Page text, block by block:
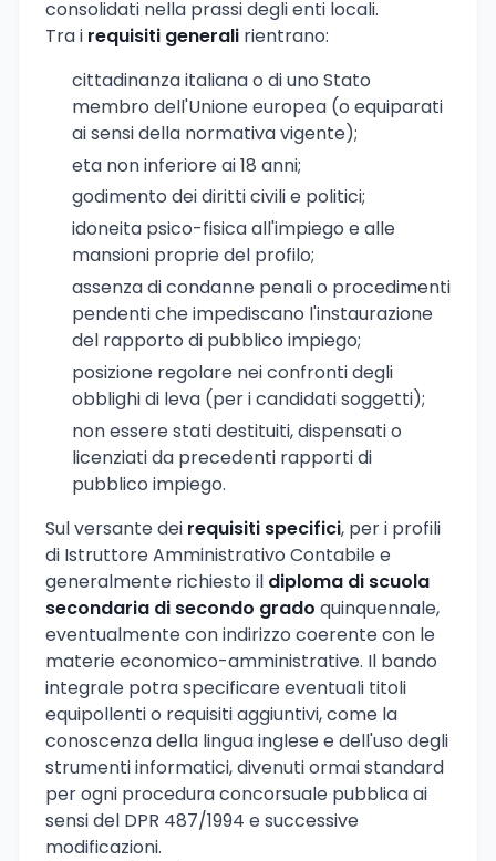
consolidati nella prassi degli enti locali.
Tra i requisiti generali rientrano:
cittadinanza italiana o di uno Stato
membro dell'Unione europea (o equiparati
ai sensi della normativa vigente);
eta non inferiore ai 18 anni;
godimento dei diritti civili e politici;
idoneita psico-fisica all'impiego e alle
mansioni proprie del profilo;
assenza di condanne penali o procedimenti
pendenti che impediscano l'instaurazione
del rapporto di pubblico impiego;
posizione regolare nei confronti degli
obblighi di leva (per i candidati soggetti);
non essere stati destituiti, dispensati o
licenziati da precedenti rapporti di
pubblico impiego.
Sul versante dei requisiti specifici, per i profili
di Istruttore Amministrativo Contabile e
generalmente richiesto il diploma di scuola
secondaria di secondo grado quinquennale,
eventualmente con indirizzo coerente con le
materie economico-amministrative. Il bando
integrale potra specificare eventuali titoli
equipollenti o requisiti aggiuntivi, come la
conoscenza della lingua inglese e dell'uso degli
strumenti informatici, divenuti ormai standard
per ogni procedura concorsuale pubblica ai
sensi del DPR 487/1994 e successive
modificazioni.